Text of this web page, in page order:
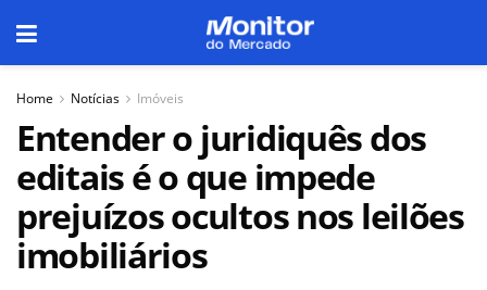
Home Notícias Imóveis
Entender o juridiquês dos
editais é o que impede
prejuízos ocultos nos leilões
imobiliários